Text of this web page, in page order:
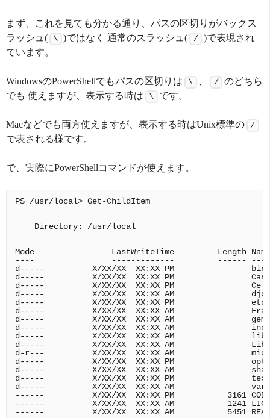
まず、これを見ても分かる通り、パスの区切りがバックス
ラッシュ(
\ )ではなく 通常のスラッシュ( / )で表現され
ています。
WindowsのPowerShellでもパスの区切りは \ / のどちら
でも 使えますが、表示する時は
\ です。
Macなどでも両方使えますが、表示する時はUnix標準の /
で表される様です。
で、実際にPowerShellコマンドが使えます。
PS /usr/local> Get-ChildItem
    Directory: /usr/local
Mode                LastWriteTime         Length
----                -------------         ------
d-----          X/XX/XX  XX:XX PM                bin
d-----          X/XX/XX  XX:XX PM
d-----          X/XX/XX  XX:XX PM
d-----          X/XX/XX  XX:XX AM
d-----          X/XX/XX  XX:XX PM                etc
d-----          X/XX/XX  XX:XX AM
d-----          X/XX/XX  XX:XX AM
d-----          X/XX/XX  XX:XX AM
d-----          X/XX/XX  XX:XX AM                lib
d-----          X/XX/XX  XX:XX AM
d-r---          X/XX/XX  XX:XX AM
d-----          X/XX/XX  XX:XX PM                opt
d-----          X/XX/XX  XX:XX AM
d-----          X/XX/XX  XX:XX PM
d-----          X/XX/XX  XX:XX AM                var
------          X/XX/XX  XX:XX PM           3161
------          X/XX/XX  XX:XX AM           1241
------          X/XX/XX  XX:XX AM           5451